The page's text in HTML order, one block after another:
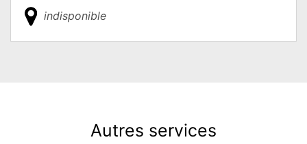
indisponible
Autres services